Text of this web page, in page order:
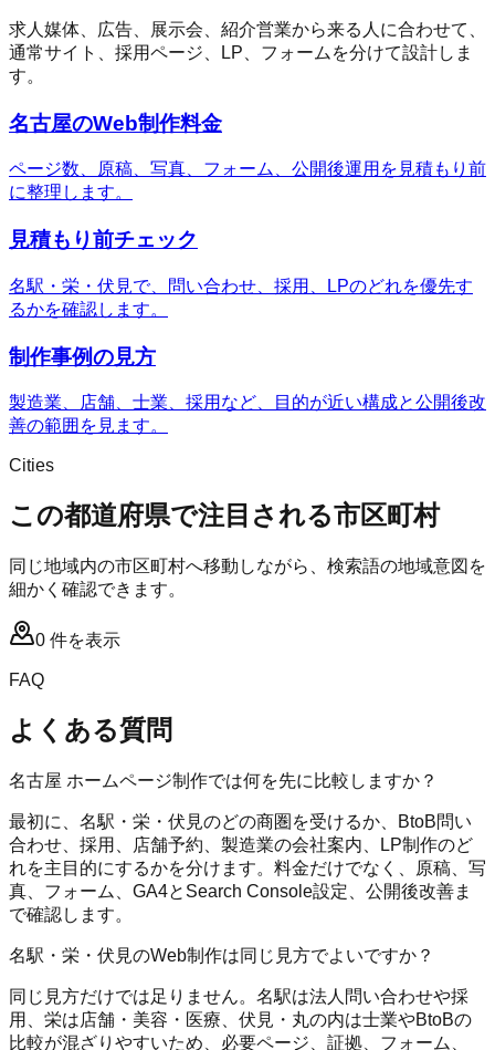
求人媒体、広告、展示会、紹介営業から来る人に合わせて、
通常サイト、採用ページ、LP、フォームを分けて設計しま
す。
名古屋のWeb制作料金
ページ数、原稿、写真、フォーム、公開後運用を見積もり前
に整理します。
見積もり前チェック
名駅・栄・伏見で、問い合わせ、採用、LPのどれを優先す
るかを確認します。
制作事例の見方
製造業、店舗、士業、採用など、目的が近い構成と公開後改
善の範囲を見ます。
Cities
この都道府県で注目される市区町村
同じ地域内の市区町村へ移動しながら、検索語の地域意図を
細かく確認できます。
0 件を表示
FAQ
よくある質問
名古屋 ホームページ制作では何を先に比較しますか？
最初に、名駅・栄・伏見のどの商圏を受けるか、BtoB問い
合わせ、採用、店舗予約、製造業の会社案内、LP制作のど
れを主目的にするかを分けます。料金だけでなく、原稿、写
真、フォーム、GA4とSearch Console設定、公開後改善ま
で確認します。
名駅・栄・伏見のWeb制作は同じ見方でよいですか？
同じ見方だけでは足りません。名駅は法人問い合わせや採
用、栄は店舗・美容・医療、伏見・丸の内は士業やBtoBの
比較が混ざりやすいため、必要ページ、証拠、フォーム、